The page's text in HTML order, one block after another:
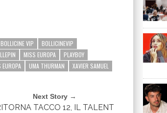
BOLLICINE VIP
BOLLICINEVIP
MISS EUROPA
PLAYBOY
UMA THURMAN
XAVIER SAMUEL
Next Story →
TACCO 12, IL TALENT